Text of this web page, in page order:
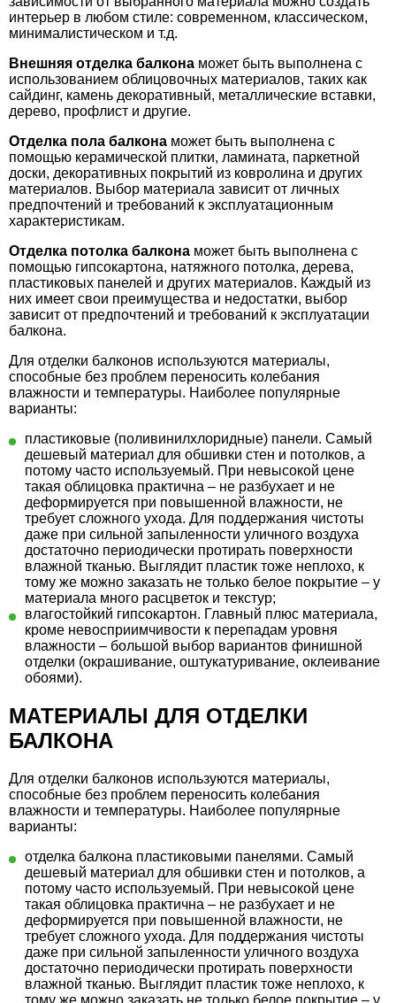
интерьер в любом стиле: современном, классическом,
минималистическом и т.д.
Внешняя отделка балкона может быть выполнена с
использованием облицовочных материалов, таких как
сайдинг, камень декоративный, металлические вставки,
дерево, профлист и другие.
Отделка пола балкона может быть выполнена с
помощью керамической плитки, ламината, паркетной
доски, декоративных покрытий из ковролина и других
материалов. Выбор материала зависит от личных
предпочтений и требований к эксплуатационным
характеристикам.
Отделка потолка балкона может быть выполнена с
помощью гипсокартона, натяжного потолка, дерева,
пластиковых панелей и других материалов. Каждый из
них имеет свои преимущества и недостатки, выбор
зависит от предпочтений и требований к эксплуатации
балкона.
Для отделки балконов используются материалы,
способные без проблем переносить колебания
влажности и температуры. Наиболее популярные
варианты:
пластиковые (поливинилхлоридные) панели. Самый
дешевый материал для обшивки стен и потолков, а
потому часто используемый. При невысокой цене
такая облицовка практична – не разбухает и не
деформируется при повышенной влажности, не
требует сложного ухода. Для поддержания чистоты
даже при сильной запыленности уличного воздуха
достаточно периодически протирать поверхности
влажной тканью. Выглядит пластик тоже неплохо, к
тому же можно заказать не только белое покрытие – у
материала много расцветок и текстур;
влагостойкий гипсокартон. Главный плюс материала,
кроме невосприимчивости к перепадам уровня
влажности – большой выбор вариантов финишной
отделки (окрашивание, оштукатуривание, оклеивание
обоями).
МАТЕРИАЛЫ ДЛЯ ОТДЕЛКИ
БАЛКОНА
Для отделки балконов используются материалы,
способные без проблем переносить колебания
влажности и температуры. Наиболее популярные
варианты:
отделка балкона пластиковыми панелями. Самый
дешевый материал для обшивки стен и потолков, а
потому часто используемый. При невысокой цене
такая облицовка практична – не разбухает и не
деформируется при повышенной влажности, не
требует сложного ухода. Для поддержания чистоты
даже при сильной запыленности уличного воздуха
достаточно периодически протирать поверхности
влажной тканью. Выглядит пластик тоже неплохо, к